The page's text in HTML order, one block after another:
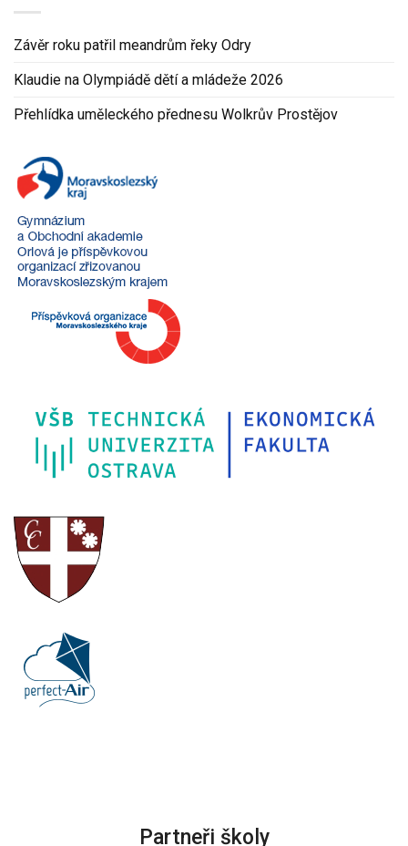
Závěr roku patřil meandrům řeky Odry
Klaudie na Olympiádě dětí a mládeže 2026
Přehlídka uměleckého přednesu Wolkrův Prostějov
Partneři školy